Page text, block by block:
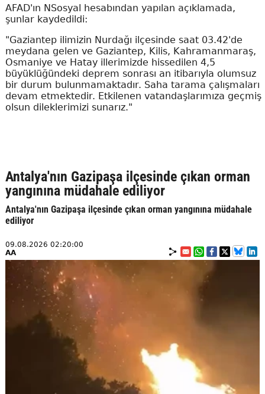
AFAD'ın NSosyal hesabından yapılan açıklamada,
şunlar kaydedildi:
"Gaziantep ilimizin Nurdağı ilçesinde saat 03.42'de
meydana gelen ve Gaziantep, Kilis, Kahramanmaraş,
Osmaniye ve Hatay illerimizde hissedilen 4,5
büyüklüğündeki deprem sonrası an itibarıyla olumsuz
bir durum bulunmamaktadır. Saha tarama çalışmaları
devam etmektedir. Etkilenen vatandaşlarımıza geçmiş
olsun dileklerimizi sunarız."
Antalya'nın Gazipaşa ilçesinde çıkan orman
yangınına müdahale ediliyor
Antalya'nın Gazipaşa ilçesinde çıkan orman yangınına müdahale
ediliyor
09.08.2026 02:20:00
AA